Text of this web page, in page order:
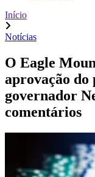
Início
Notícias
O Eagle
aprovação do
governador
comentários